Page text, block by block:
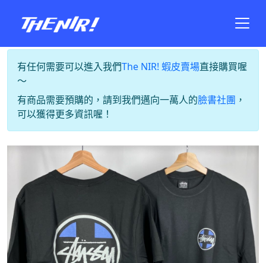
有任何需要可以進入我們The NIR! 蝦皮賣場直接購買喔
～
有商品需要預購的，請到我們邁向一萬人的臉書社團 ，
可以獲得更多資訊喔！